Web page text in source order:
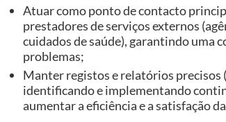
Atuar como ponto de contacto
prestadores de serviços externos
cuidados de saúde), garantindo uma
problemas;
Manter registos e relatórios precisos
identificando e implementando
aumentar a eficiência e a satisfação